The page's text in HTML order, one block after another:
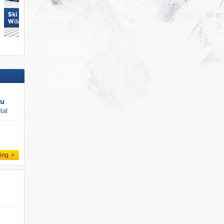
Ski Juwel Alpbachtal
Wildschönau